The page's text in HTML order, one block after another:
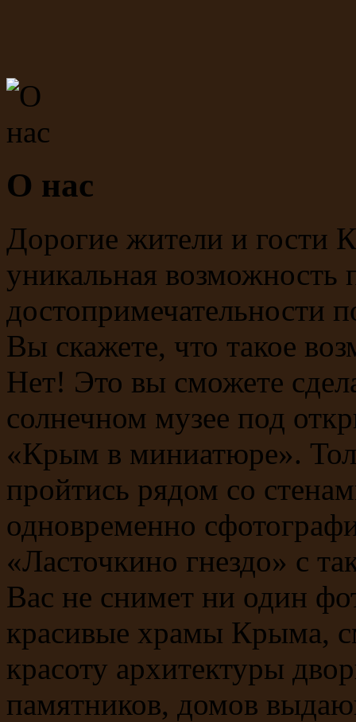
О нас
Дорогие жители и гости
уникальная возможность
достопримечательности
Вы скажете, что такое
Нет! Это вы сможете
солнечном музее под
«Крым в миниатюре».
пройтись рядом со
одновременно
«Ласточкино гнездо» с
Вас не снимет ни один
красивые храмы Крыма,
красоту архитектуры
памятников, домов